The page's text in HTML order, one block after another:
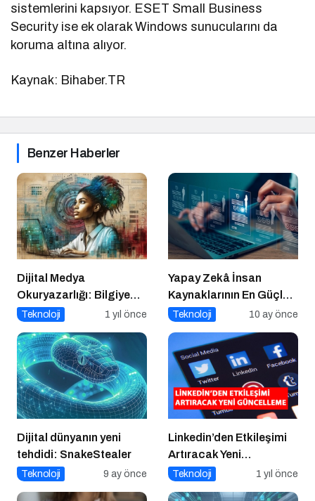
sistemlerini kapsıyor. ESET Small Business
Security ise ek olarak Windows sunucularını da
koruma altına alıyor.
Kaynak: Bihaber.TR
Benzer Haberler
Dijital Medya
Okuryazarlığı: Bilgiye
Erişimde Sorumluluk ve
Teknoloji 1 yıl önce
Yapay Zekâ İnsan
Kaynaklarının En Güçlü
Stratejik Ortağına
Teknoloji 10 ay önce
Dijital dünyanın yeni
tehdidi: SnakeStealer
Teknoloji 9 ay önce
Linkedin’den Etkileşimi
Artıracak Yeni
Güncelleme
Teknoloji 1 yıl önce